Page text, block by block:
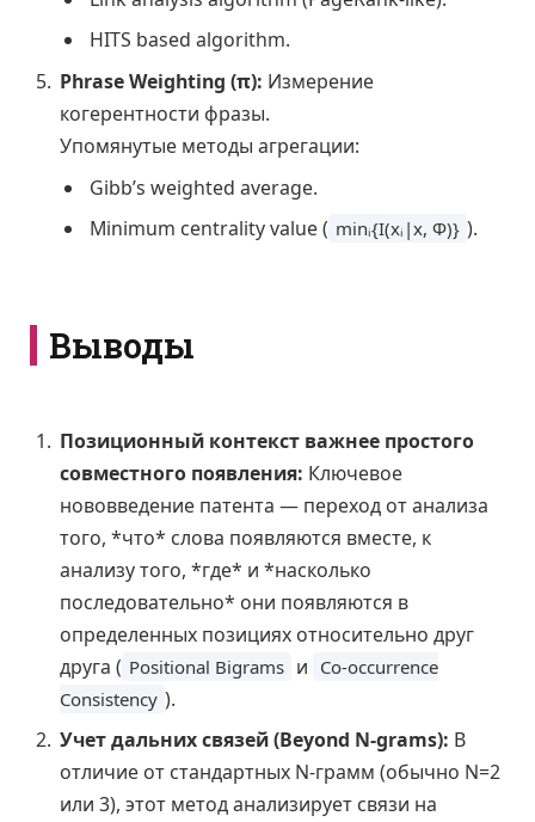
HITS based algorithm.
Phrase Weighting (π): Измерение
когерентности фразы.
Упомянутые методы агрегации:
Gibb’s weighted average.
Minimum centrality value ( minᵢ{I(xᵢ|x, Φ)} ).
Выводы
Позиционный контекст важнее простого
совместного появления: Ключевое
нововведение патента — переход от анализа
того, *что* слова появляются вместе, к
анализу того, *где* и *насколько
последовательно* они появляются в
определенных позициях относительно друг
друга ( Positional Bigrams и Co-occurrence
Consistency ).
Учет дальних связей (Beyond N-grams): В
отличие от стандартных N-грамм (обычно N=2
или 3), этот метод анализирует связи на